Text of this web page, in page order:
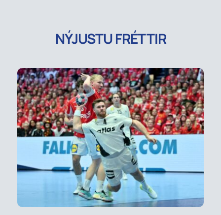
NÝJUSTU FRÉTTIR